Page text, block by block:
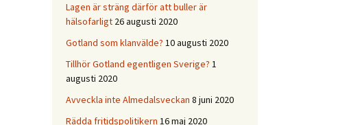
Lagen är sträng därför att buller är
hälsofarligt 26 augusti 2020
Gotland som klanvälde? 10 augusti 2020
Tillhör Gotland egentligen Sverige? 1
augusti 2020
Avveckla inte Almedalsveckan 8 juni 2020
Rädda fritidspolitikern 16 maj 2020